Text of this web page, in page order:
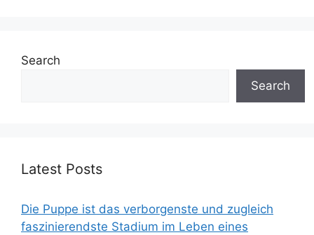
Search
Search
Latest Posts
Die Puppe ist das verborgenste und zugleich
faszinierendste Stadium im Leben eines